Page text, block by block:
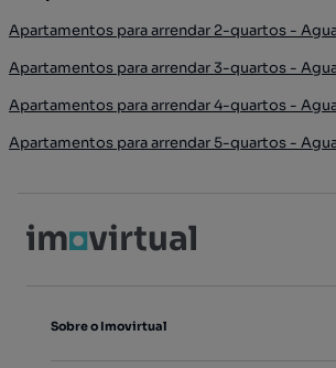
Apartamentos para arrendar 2-quartos -
Apartamentos para arrendar 3-quartos -
Apartamentos para arrendar 4-quartos -
Apartamentos para arrendar 5-quartos -
Sobre o Imovirtual